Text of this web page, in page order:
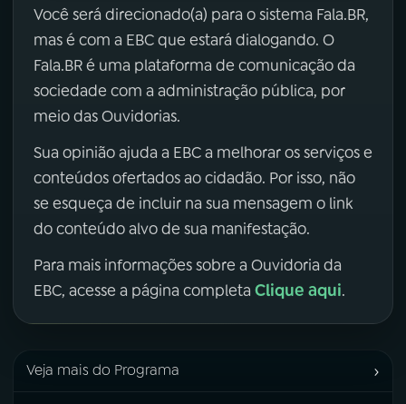
Você será direcionado(a) para o sistema Fala.BR,
mas é com a EBC que estará dialogando. O
Fala.BR é uma plataforma de comunicação da
sociedade com a administração pública, por
meio das Ouvidorias.
Sua opinião ajuda a EBC a melhorar os serviços e
conteúdos ofertados ao cidadão. Por isso, não
se esqueça de incluir na sua mensagem o link
do conteúdo alvo de sua manifestação.
Para mais informações sobre a Ouvidoria da
EBC, acesse a página completa Clique aqui.
Veja mais do Programa ›